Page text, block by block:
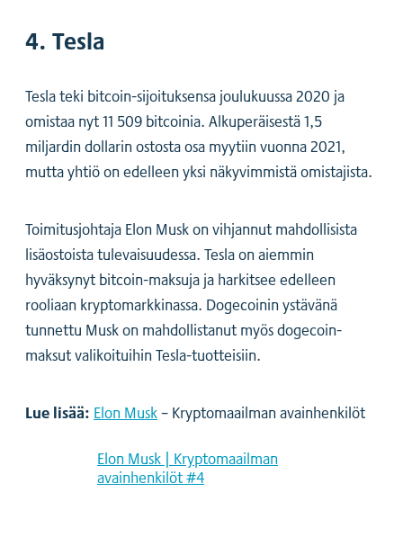
4. Tesla
Tesla teki bitcoin-sijoituksensa joulukuussa 2020 ja
omistaa nyt 11 509 bitcoinia. Alkuperäisestä 1,5
miljardin dollarin ostosta osa myytiin vuonna 2021,
mutta yhtiö on edelleen yksi näkyvimmistä omistajista.
Toimitusjohtaja Elon Musk on vihjannut mahdollisista
lisäostoista tulevaisuudessa. Tesla on aiemmin
hyväksynyt bitcoin-maksuja ja harkitsee edelleen
rooliaan kryptomarkkinassa. Dogecoinin ystävänä
tunnettu Musk on mahdollistanut myös dogecoin-
maksut valikoituihin Tesla-tuotteisiin.
Lue lisää: Elon Musk– Kryptomaailman avainhenkilöt
Elon Musk | Kryptomaailman
avainhenkilöt #4